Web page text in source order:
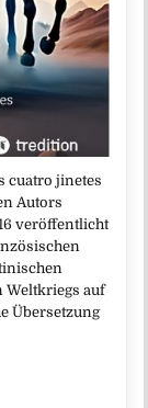
cuatro jinetes
Autors
veröffentlicht
Weltkriegs auf
Übersetzung